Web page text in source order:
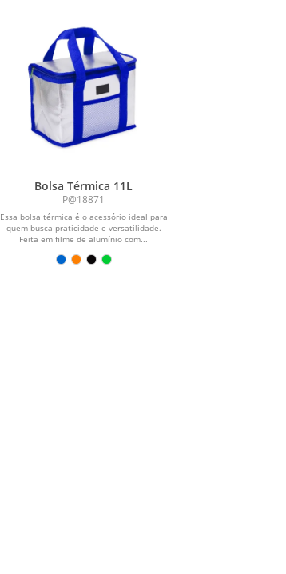
Bolsa Térmica 11L
P@18871
Essa bolsa térmica é o acessório ideal para
quem busca praticidade e versatilidade.
Feita em filme de alumínio com...